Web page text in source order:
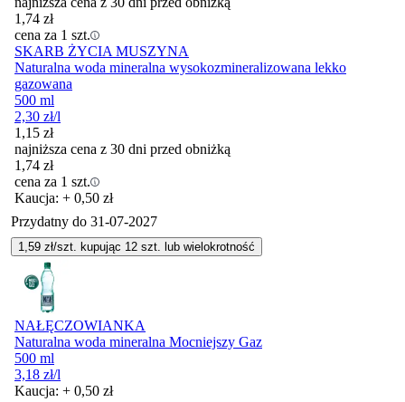
1,74 zł
cena za 1 szt.
SKARB ŻYCIA MUSZYNA
Naturalna woda mineralna wysokozmineralizowana lekko
gazowana
500 ml
2,30 zł/l
1,15 zł
najniższa cena z 30 dni przed obniżką
1,74 zł
cena za 1 szt.
Kaucja: + 0,50 zł
Przydatny do 31-07-2027
1,59 zł/szt. kupując 12 szt. lub wielokrotność
NAŁĘCZOWIANKA
Naturalna woda mineralna Mocniejszy Gaz
500 ml
3,18 zł/l
Kaucja: + 0,50 zł